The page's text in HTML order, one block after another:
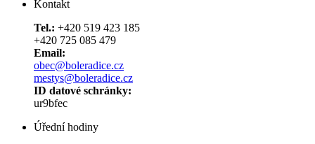
Kontakt
Tel.: +420 519 423 185
+420 725 085 479
Email:
obec@boleradice.cz
mestys@boleradice.cz
ID datové schránky:
ur9bfec
Úřední hodiny